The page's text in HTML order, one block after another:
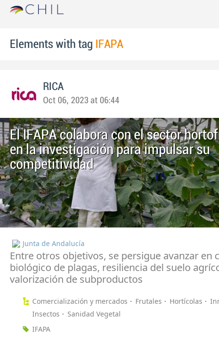
Elements with tag IFAPA
RICA
Oct 06, 2023 at 06:44
El IFAPA colabora con el sector
en la investigación para impulsar su
competitividad
Junta de Andalucía
Entre otros objetivos, se persigue avanzar en
biológico de plagas, resiliencia del suelo
valorización de subproductos
Comercialización y mercados Frutales Hortícolas
Insectos
Sanidad Vegetal
IFAPA